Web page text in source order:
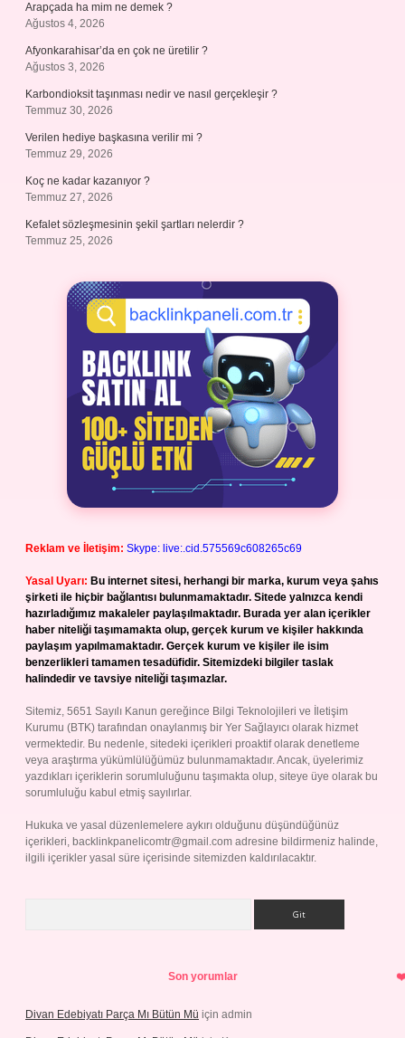
Arapçada ha mim ne demek ?
Ağustos 4, 2026
Afyonkarahisar’da en çok ne üretilir ?
Ağustos 3, 2026
Karbondioksit taşınması nedir ve nasıl gerçekleşir ?
Temmuz 30, 2026
Verilen hediye başkasına verilir mi ?
Temmuz 29, 2026
Koç ne kadar kazanıyor ?
Temmuz 27, 2026
Kefalet sözleşmesinin şekil şartları nelerdir ?
Temmuz 25, 2026
Reklam ve İletişim: Skype: live:.cid.575569c608265c69
Yasal Uyarı: Bu internet sitesi, herhangi bir marka, kurum veya şahıs
şirketi ile hiçbir bağlantısı bulunmamaktadır. Sitede yalnızca kendi
hazırladığımız makaleler paylaşılmaktadır. Burada yer alan içerikler
haber niteliği taşımamakta olup, gerçek kurum ve kişiler hakkında
paylaşım yapılmamaktadır. Gerçek kurum ve kişiler ile isim
benzerlikleri tamamen tesadüfidir. Sitemizdeki bilgiler taslak
halindedir ve tavsiye niteliği taşımazlar.
Sitemiz, 5651 Sayılı Kanun gereğince Bilgi Teknolojileri ve İletişim
Kurumu (BTK) tarafından onaylanmış bir Yer Sağlayıcı olarak hizmet
vermektedir. Bu nedenle, sitedeki içerikleri proaktif olarak denetleme
veya araştırma yükümlülüğümüz bulunmamaktadır. Ancak, üyelerimiz
yazdıkları içeriklerin sorumluluğunu taşımakta olup, siteye üye olarak bu
sorumluluğu kabul etmiş sayılırlar.
Hukuka ve yasal düzenlemelere aykırı olduğunu düşündüğünüz
içerikleri, backlinkpanelicomtr@gmail.com adresine bildirmeniz halinde,
ilgili içerikler yasal süre içerisinde sitemizden kaldırılacaktır.
Son yorumlar
Divan Edebiyatı Parça Mı Bütün Mü için admin